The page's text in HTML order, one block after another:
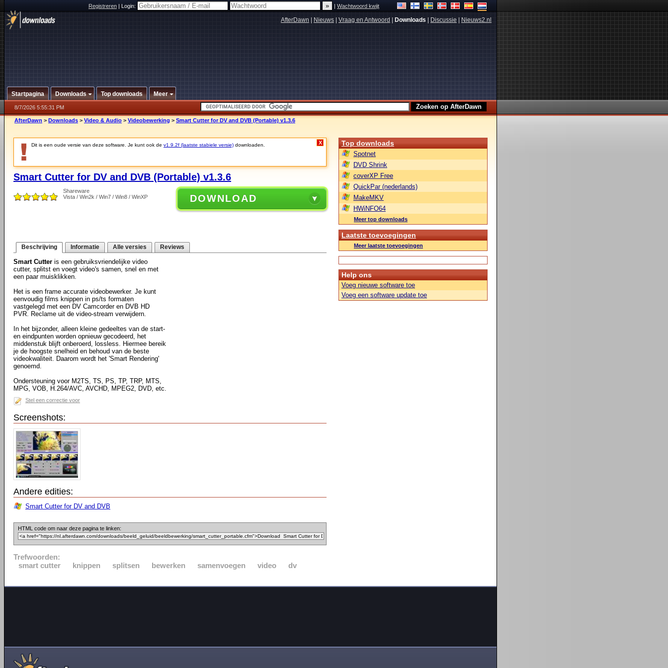
Registreren|Login: |Wachtwoord kwijt
AfterDawn Nieuws Vraag en Antwoord Downloads Discussie Nieuws2.nl
Startpagina Downloads Top downloads Meer
8/7/2026 5:55:31 PM
AfterDawn > Downloads > Video & Audio > Videobewerking > Smart Cutter for DV and DVB (Portable) v1.3.6
Dit is een oude versie van deze software. Je kunt ook de v1.9.2f (laatste stabiele versie) downloaden. X
Smart Cutter for DV and DVB (Portable) v1.3.6
Shareware
Vista / Win2k / Win7 / Win8 / WinXP
DOWNLOAD
Beschrijving Informatie Alle versies Reviews
Smart Cutter is een gebruiksvriendelijke video
cutter, splitst en voegt video's samen, snel en met
een paar muisklikken.
Het is een frame accurate videobewerker. Je kunt
eenvoudig films knippen in ps/ts formaten
vastgelegd met een DV Camcorder en DVB HD
PVR. Reclame uit de video-stream verwijdern.
In het bijzonder, alleen kleine gedeeltes van de start-
en eindpunten worden opnieuw gecodeerd, het
middenstuk blijft onberoerd, lossless. Hiermee bereik
je de hoogste snelheid en behoud van de beste
videokwaliteit. Daarom wordt het 'Smart Rendering'
genoemd.
Ondersteuning voor M2TS, TS, PS, TP, TRP, MTS,
MPG, VOB, H.264/AVC, AVCHD, MPEG2, DVD, etc.
Stel een correctie voor
Screenshots:
Andere edities:
Smart Cutter for DV and DVB
HTML code om naar deze pagina te linken:
Trefwoorden:
smart cutter
knippen splitsen bewerken samenvoegen video dv
Top downloads
Spotnet
DVD Shrink
coverXP Free
QuickPar (nederlands)
MakeMKV
HWiNFO64
Meer top downloads
Laatste toevoegingen
Meer laatste toevoegingen
Help ons
Voeg nieuwe software toe
Voeg een software update toe